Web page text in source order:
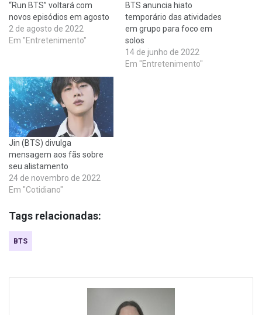
“Run BTS” voltará com
novos episódios em agosto
2 de agosto de 2022
Em "Entretenimento"
BTS anuncia hiato
temporário das atividades
em grupo para foco em
solos
14 de junho de 2022
Em "Entretenimento"
Jin (BTS) divulga
mensagem aos fãs sobre
seu alistamento
24 de novembro de 2022
Em "Cotidiano"
Tags relacionadas:
BTS